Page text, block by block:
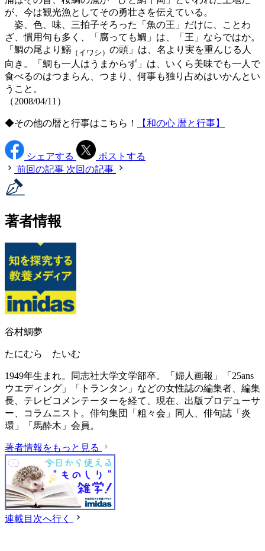
が、今は観光漁としてその勇壮さを伝えている。
姿、色、味、三拍子そろった「魚の王」だけに、ことわ
ざ、慣用句も多く、「腐っても鯛」は、「王」ならではか。
「鯛の尾より鰯 （イワシ） の頭」は、名より実を重んじる人
向き。「鯛も一人はうまからず」は、いくら美味でも一人で
食べるのはつまらん、つまり、何事も独り占めはいかんとい
うこと。
（2008/04/11）
◆その他の暦と行事はこちら！ 【和の心 暦と行事】
シェアする
ポストする
前回の記事 次回の記事
著者情報
谷村鯛夢
たにむら たいむ
1949年生まれ。同志社大学文学部卒。「婦人画報」「25ans
ウエディング」「トランタン」などの女性誌の編集者、編集
長、テレビコメンテーターを経て、現在、出版プロデューサ
ー、コラムニスト。俳句集団「粗々会」同人、俳句誌「炎
環」「馬酔木」会員。
著者情報をもっと見る
連載目次へ行く